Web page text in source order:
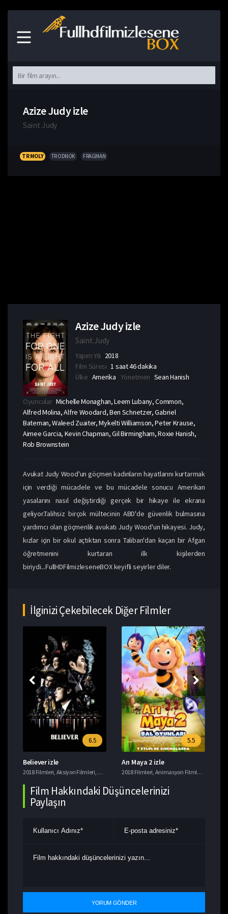
Azize Judy izle
Saint Judy
TR MOLY TR ODNOK FRAGMAN
Azize Judy izle
Saint Judy
Yapım Yılı 2018
Film Süresi 1 saat 46 dakika
Ülke Amerika Yönetmen Sean Hanish
Oyuncular Michelle Monaghan, Leem Lubany, Common,
Alfred Molina, Alfre Woodard, Ben Schnetzer, Gabriel
Bateman, Waleed Zuaiter, Mykelti Williamson, Peter Krause,
Aimee Garcia, Kevin Chapman, Gil Birmingham, Roxie Hanish,
Rob Brownstein
Avukat Judy Wood'un göçmen kadınların hayatlarını kurtarmak
için verdiği mücadele ve bu mücadele sonucu Amerikan
yasalarını nasıl değiştirdiği gerçek bir hikaye ile ekrana
geliyor.Talihsiz birçok mültecinin ABD'de güvenlik bulmasına
yardımcı olan göçmenlik avukatı Judy Wood'un hikayesi. Judy,
kızlar için bir okul açtıktan sonra Taliban'dan kaçan bir Afgan
öğretmenini kurtaran ilk kişilerden
biriydi...FullHDFilmizleseneBOX keyifli seyirler diler.
İlginizi Çekebilecek Diğer Filmler
, Tavsiye Filmler
6.5
Believer izle
2018 Filmleri Aksiyon Filmleri Gerilim Filmleri,Suç Filmleri
5.5
Arı Maya 2 izle
2018 Filmleri Animasyon Filmleri
Film Hakkındaki Düşüncelerinizi
Paylaşın